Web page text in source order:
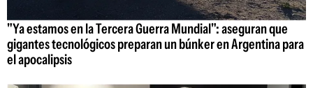
"Ya estamos en la Tercera Guerra Mundial": aseguran que
gigantes tecnológicos preparan un búnker en Argentina para
el apocalipsis